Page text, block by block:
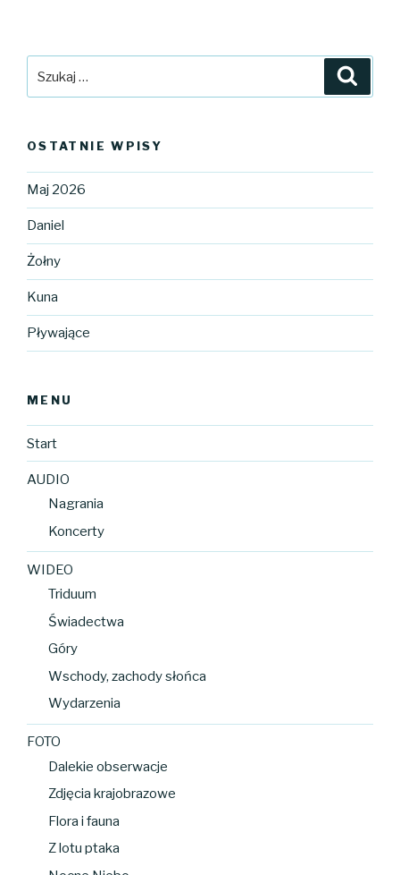
OSTATNIE WPISY
Maj 2026
Daniel
Żołny
Kuna
Pływające
MENU
Start
AUDIO
Nagrania
Koncerty
WIDEO
Triduum
Świadectwa
Góry
Wschody, zachody słońca
Wydarzenia
FOTO
Dalekie obserwacje
Zdjęcia krajobrazowe
Flora i fauna
Z lotu ptaka